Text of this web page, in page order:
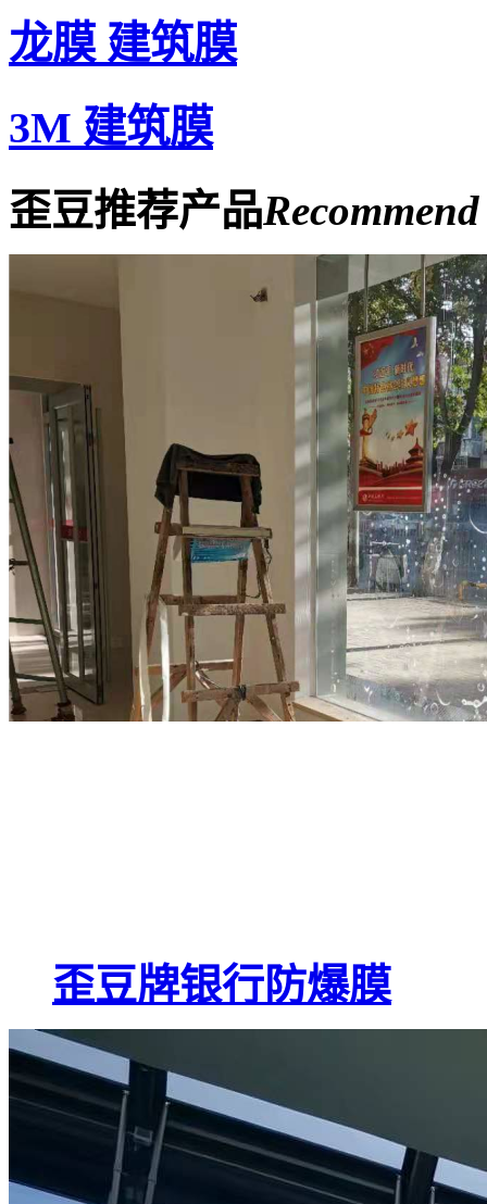
龙膜 建筑膜
3M 建筑膜
歪豆推荐产品
歪豆牌银行防爆膜